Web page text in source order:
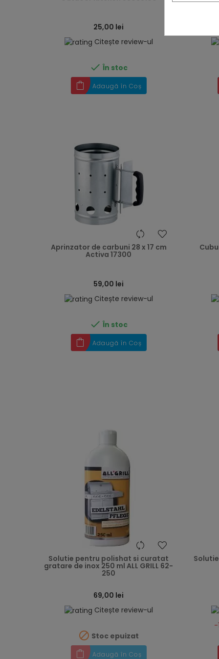
25,00 lei
Citește review-ul
 În stoc
Adaugă în Coș
heart
Aprinzator de carbuni 28 x 17 cm
Activa 17300
59,00 lei
Citește review-ul
 În stoc
Adaugă în Coș
heart
Solutie pentru polishat si curatat
gratare de inox 250 ml ALL GRILL 62-
250
69,00 lei
Citește review-ul
 Stoc epuizat
Adaugă în Coș
-